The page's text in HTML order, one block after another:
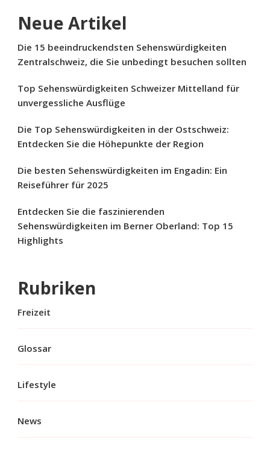
Neue Artikel
Die 15 beeindruckendsten Sehenswürdigkeiten
Zentralschweiz, die Sie unbedingt besuchen sollten
Top Sehenswürdigkeiten Schweizer Mittelland für
unvergessliche Ausflüge
Die Top Sehenswürdigkeiten in der Ostschweiz:
Entdecken Sie die Höhepunkte der Region
Die besten Sehenswürdigkeiten im Engadin: Ein
Reiseführer für 2025
Entdecken Sie die faszinierenden
Sehenswürdigkeiten im Berner Oberland: Top 15
Highlights
Rubriken
Freizeit
Glossar
Lifestyle
News